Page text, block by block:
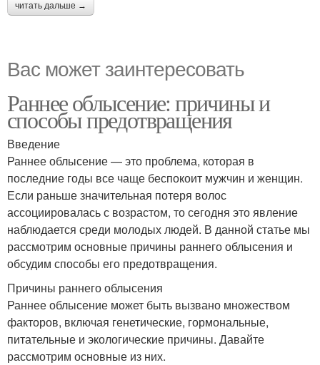
читать дальше →
Вас может заинтересовать
Раннее облысение: причины и
способы предотвращения
Введение
Раннее облысение — это проблема, которая в
последние годы все чаще беспокоит мужчин и женщин.
Если раньше значительная потеря волос
ассоциировалась с возрастом, то сегодня это явление
наблюдается среди молодых людей. В данной статье мы
рассмотрим основные причины раннего облысения и
обсудим способы его предотвращения.
Причины раннего облысения
Раннее облысение может быть вызвано множеством
факторов, включая генетические, гормональные,
питательные и экологические причины. Давайте
рассмотрим основные из них.